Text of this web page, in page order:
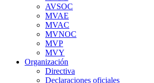
AVSOC
MVAE
MVAC
MVNOC
MVP
MVY
Organización
Directiva
Declaraciones oficiales